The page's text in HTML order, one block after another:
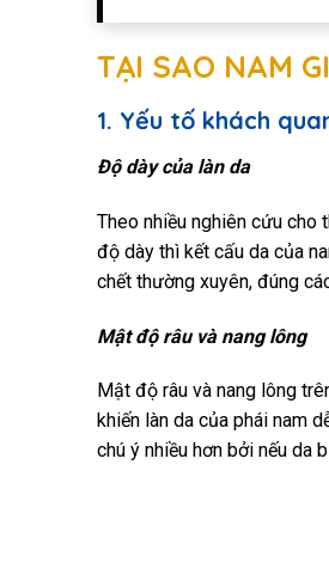
TẠI SAO NAM
1. Yếu tố khách
Độ dày của làn da
Theo nhiều nghiên cứu cho
độ dày thì kết cấu da của
chết thường xuyên, đúng
Mật độ râu và nang lông
Mật độ râu và nang lông
khiến làn da của phái nam
chú ý nhiều hơn bởi nếu da